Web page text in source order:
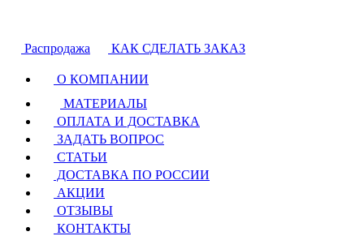
Распродажа КАК СДЕЛАТЬ ЗАКАЗ
О КОМПАНИИ
МАТЕРИАЛЫ
ОПЛАТА И ДОСТАВКА
ЗАДАТЬ ВОПРОС
СТАТЬИ
ДОСТАВКА ПО РОССИИ
АКЦИИ
ОТЗЫВЫ
КОНТАКТЫ